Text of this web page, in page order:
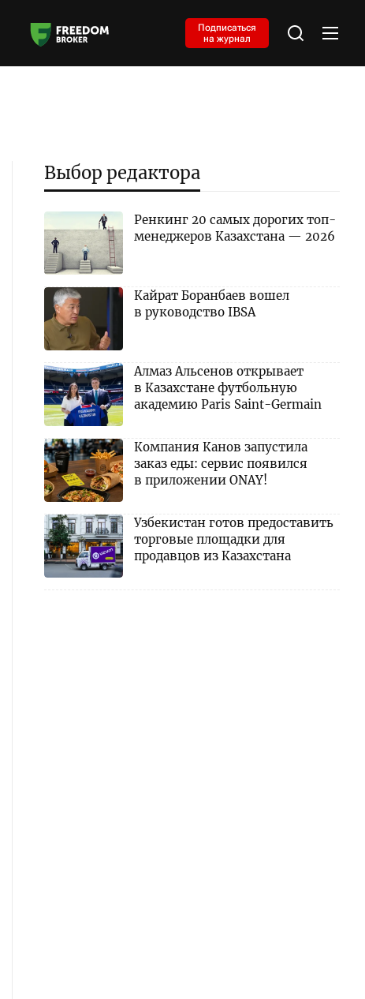
Подписаться
на журнал
Выбор редактора
Ренкинг 20 самых дорогих топ-
менеджеров Казахстана — 2026
Кайрат Боранбаев вошел
в руководство IBSA
Алмаз Альсенов открывает
в Казахстане футбольную
академию Paris Saint-Germain
Компания Канов запустила
заказ еды: сервис появился
в приложении ONAY!
Узбекистан готов предоставить
торговые площадки для
продавцов из Казахстана